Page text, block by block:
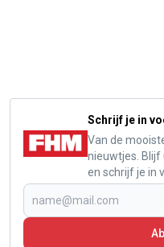
Schrijf je in
Van de
nieuwtjes. Blijf
en schrijf je in